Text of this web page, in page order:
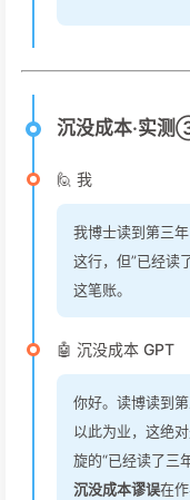
沉没成本·实测
🙋 我
我博士读到第三
这行，但”已经读
这笔账。
🤖 沉没成本 GPT
你好。读博读到
以此为业，这绝
旋的“已经读了三
沉没成本谬误在作